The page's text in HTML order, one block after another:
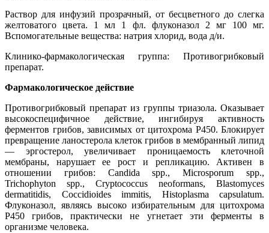
Раствор для инфузий прозрачный, от бесцветного до слегка
желтоватого цвета. 1 мл 1 фл. флуконазол 2 мг 100 мг.
Вспомогательные вещества: натрия хлорид, вода д/и.
Клинико-фармакологическая группа: Противогрибковый
препарат.
Фармакологическое действие
Противогрибковый препарат из группы триазола. Оказывает
высокоспецифичное действие, ингибируя активность
ферментов грибов, зависимых от цитохрома Р450. Блокирует
превращение ланостерола клеток грибов в мембранный липид
— эргостерол, увеличивает проницаемость клеточной
мембраны, нарушает ее рост и репликацию. Активен в
отношении грибов: Candida spp., Microsporum spp.,
Trichophyton spp., Cryptococcus neoformans, Blastomyces
dermatitidis, Coccidioides immitis, Histoplasma capsulatum.
Флуконазол, являясь высоко избирательным для цитохрома
Р450 грибов, практически не угнетает эти ферменты в
организме человека.